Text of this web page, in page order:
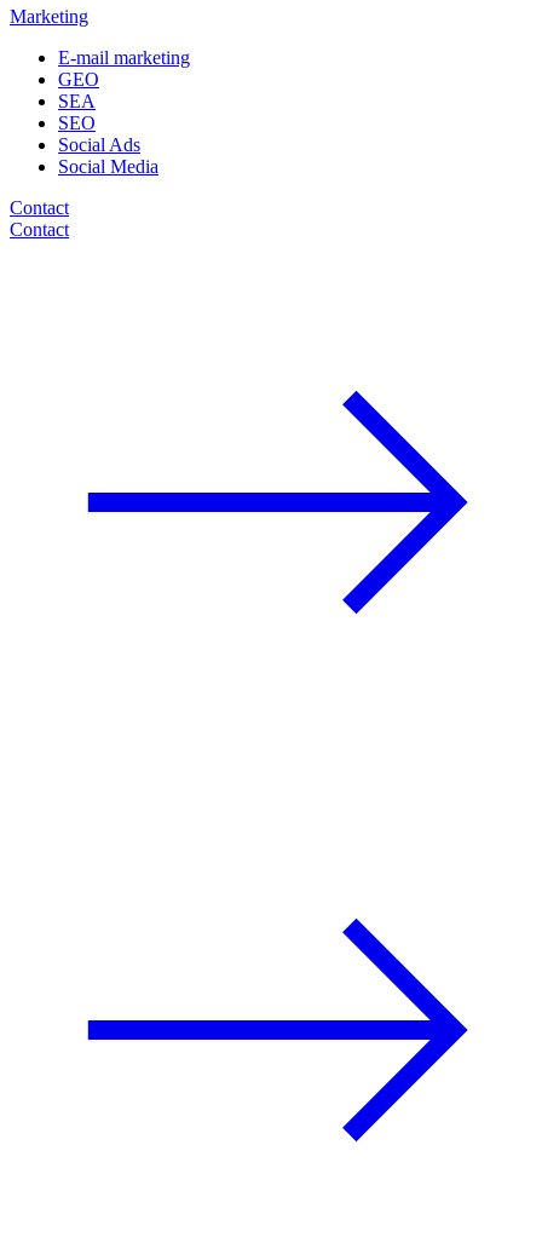
Marketing
E-mail marketing
GEO
SEA
SEO
Social Ads
Social Media
Contact
Contact